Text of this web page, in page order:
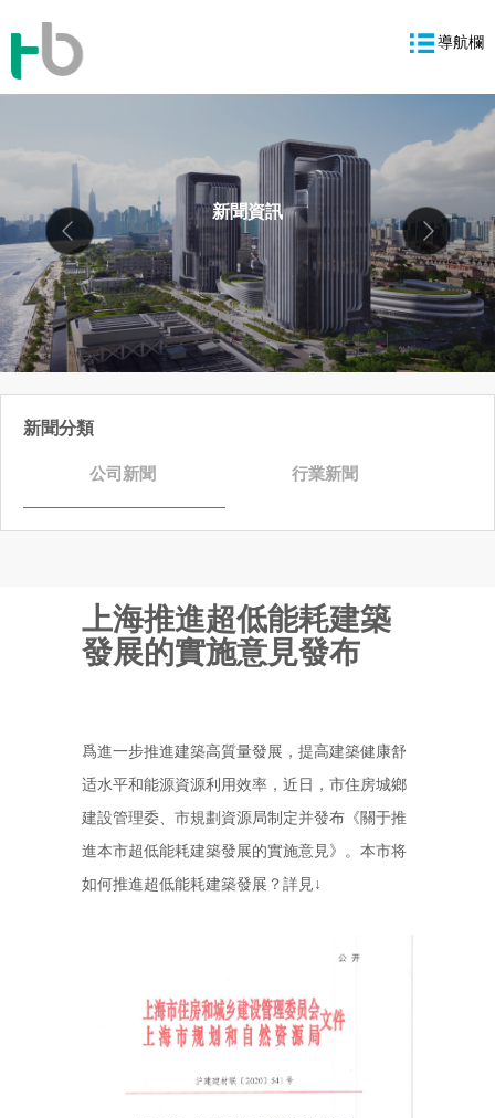
導航欄
新聞資訊
新聞分類
公司新聞 行業新聞
上海推進超低能耗建築
發展的實施意見發布
爲進一步推進建築高質量發展，提高建築健康舒
适水平和能源資源利用效率，近日，市住房城鄉
建設管理委、市規劃資源局制定并發布《關于推
進本市超低能耗建築發展的實施意見》。本市将
如何推進超低能耗建築發展？詳見↓